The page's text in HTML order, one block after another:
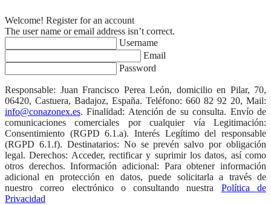
Welcome! Register for an account
The user name or email address isn’t correct.
Username
Email
Password
Responsable: Juan Francisco Perea León, domicilio en Pilar, 70,
06420, Castuera, Badajoz, España. Teléfono: 660 82 92 20, Mail:
info@conazonex.es. Finalidad: Atención de su consulta. Envío de
comunicaciones comerciales por cualquier vía Legitimación:
Consentimiento (RGPD 6.1.a). Interés Legítimo del responsable
(RGPD 6.1.f). Destinatarios: No se prevén salvo por obligación
legal. Derechos: Acceder, rectificar y suprimir los datos, así como
otros derechos. Información adicional: Para obtener información
adicional en protección en datos, puede solicitarla a través de
nuestro correo electrónico o consultando nuestra Política de
Privacidad